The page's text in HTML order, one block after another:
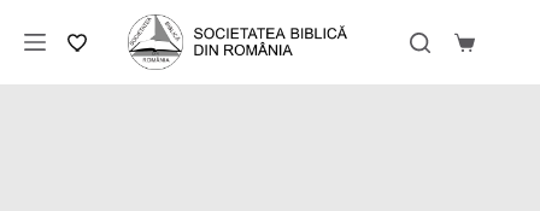
conținut
Coș